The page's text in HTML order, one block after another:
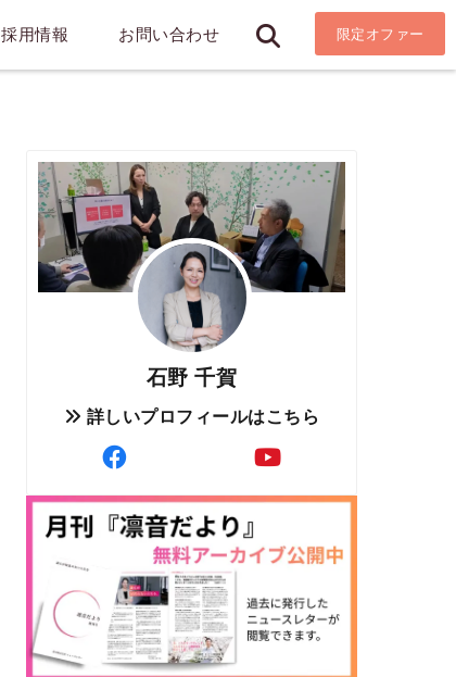
採用情報 お問い合わせ 限定オファー
石野 千賀
詳しいプロフィールはこちら